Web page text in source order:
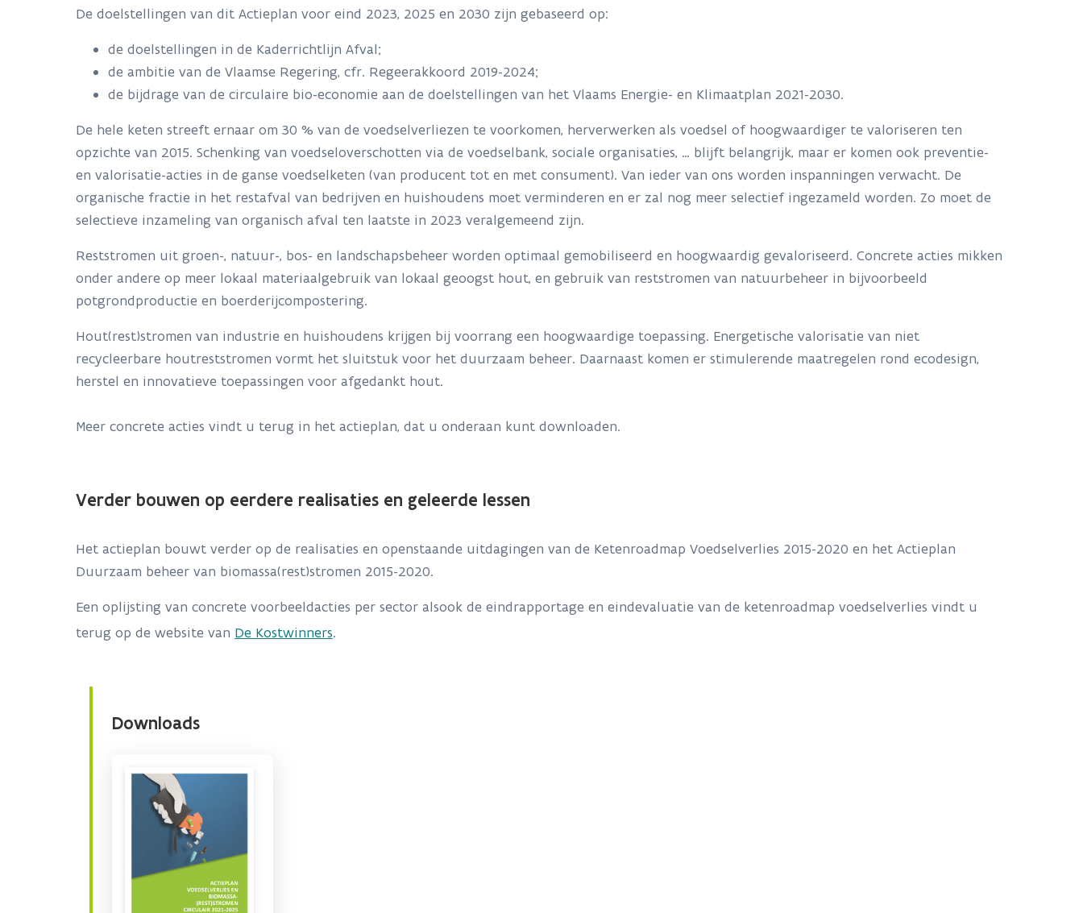
De doelstellingen van dit Actieplan voor eind 2023, 2025 en 2030 zijn gebaseerd op:
de doelstellingen in de Kaderrichtlijn Afval;
de ambitie van de Vlaamse Regering, cfr. Regeerakkoord 2019-2024;
de bijdrage van de circulaire bio-economie aan de doelstellingen van het Vlaams Energie- en Klimaatplan 2021-2030.
De hele keten streeft ernaar om 30 % van de voedselverliezen te voorkomen, herverwerken als voedsel of hoogwaardiger te valoriseren ten
opzichte van 2015. Schenking van voedseloverschotten via de voedselbank, sociale organisaties, … blijft belangrijk, maar er komen ook preventie-
en valorisatie-acties in de ganse voedselketen (van producent tot en met consument). Van ieder van ons worden inspanningen verwacht. De
organische fractie in het restafval van bedrijven en huishoudens moet verminderen en er zal nog meer selectief ingezameld worden. Zo moet de
selectieve inzameling van organisch afval ten laatste in 2023 veralgemeend zijn.
Reststromen uit groen-, natuur-, bos- en landschapsbeheer worden optimaal gemobiliseerd en hoogwaardig gevaloriseerd. Concrete acties mikken
onder andere op meer lokaal materiaalgebruik van lokaal geoogst hout, en gebruik van reststromen van natuurbeheer in bijvoorbeeld
potgrondproductie en boerderijcompostering.
Hout(rest)stromen van industrie en huishoudens krijgen bij voorrang een hoogwaardige toepassing. Energetische valorisatie van niet
recycleerbare houtreststromen vormt het sluitstuk voor het duurzaam beheer. Daarnaast komen er stimulerende maatregelen rond ecodesign,
herstel en innovatieve toepassingen voor afgedankt hout.
Meer concrete acties vindt u terug in het actieplan, dat u onderaan kunt downloaden.
Verder bouwen op eerdere realisaties en geleerde lessen
Het actieplan bouwt verder op de realisaties en openstaande uitdagingen van de Ketenroadmap Voedselverlies 2015-2020 en het Actieplan
Duurzaam beheer van biomassa(rest)stromen 2015-2020.
Een oplijsting van concrete voorbeeldacties per sector alsook de eindrapportage en eindevaluatie van de ketenroadmap voedselverlies vindt u
terug op de website van De Kostwinners.
Downloads